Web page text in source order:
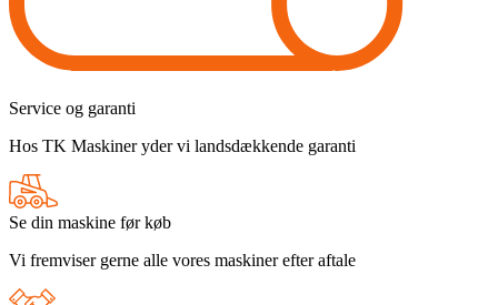
Service og garanti
Hos TK Maskiner yder vi landsdækkende garanti
Se din maskine før køb
Vi fremviser gerne alle vores maskiner efter aftale